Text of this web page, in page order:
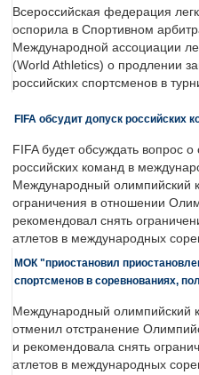
Всероссийская федерация
оспорила в Спортивном
Международной ассоциации
(World Athletics) о продлении
российских спортсменов в
FIFA обсудит допуск российских
FIFA будет обсуждать вопрос
российских команд в
Международный олимпийский
ограничения в отношении
рекомендовал снять
атлетов в международных
МОК "приостановил
спортсменов в соревнованиях,
Международный олимпийский
отменил отстранение
и рекомендовала снять
атлетов в международных